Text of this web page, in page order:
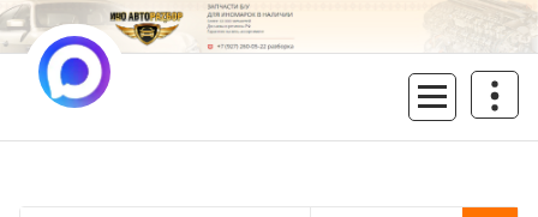
Перейти
к
содержимому